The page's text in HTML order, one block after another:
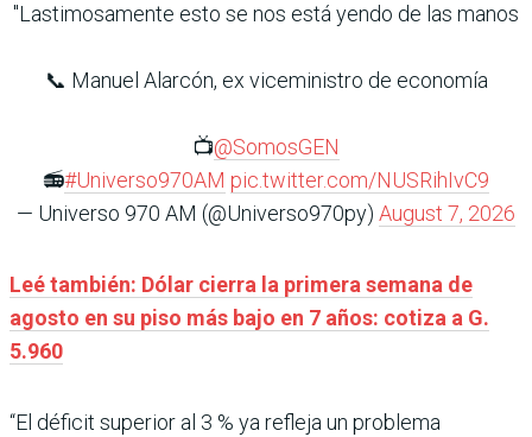
"Lastimosamente esto se nos está yendo de las manos
📞 Manuel Alarcón, ex viceministro de economía
📺@SomosGEN
📻#Universo970AM pic.twitter.com/NUSRihIvC9
— Universo 970 AM (@Universo970py) August 7, 2026
Leé también: Dólar cierra la primera semana de
agosto en su piso más bajo en 7 años: cotiza a G.
5.960
“El déficit superior al 3 % ya refleja un problema